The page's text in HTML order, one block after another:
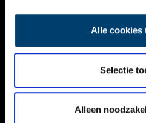
Alle cookies
Selectie
Alleen
TOEGANKELIJKHEID
Volg ONH op social media